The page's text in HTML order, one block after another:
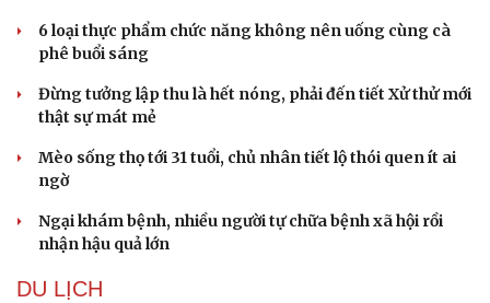
Văn hóa
Sân khấu - Điện ảnh
Văn học
Di sản
Nghệ sĩ
6 loại thực phẩm chức năng không nên uống cùng cà
phê buổi sáng
Đừng tưởng lập thu là hết nóng, phải đến tiết Xử thử mới
thật sự mát mẻ
Mèo sống thọ tới 31 tuổi, chủ nhân tiết lộ thói quen ít ai
ngờ
Ngại khám bệnh, nhiều người tự chữa bệnh xã hội rồi
nhận hậu quả lớn
DU LỊCH